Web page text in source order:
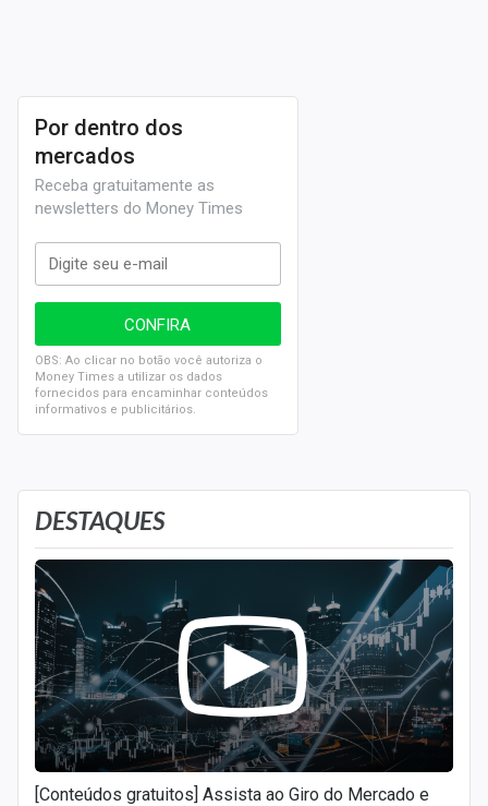
DESTAQUES
[Conteúdos gratuitos] Assista ao Giro do Mercado e
Por dentro dos
mercados
Receba gratuitamente as
newsletters do Money Times
OBS: Ao clicar no botão você autoriza o
Money Times a utilizar os dados
fornecidos para encaminhar conteúdos
informativos e publicitários.